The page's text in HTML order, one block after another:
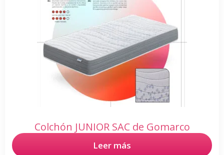
Colchón JUNIOR SAC de Gomarco
Leer más